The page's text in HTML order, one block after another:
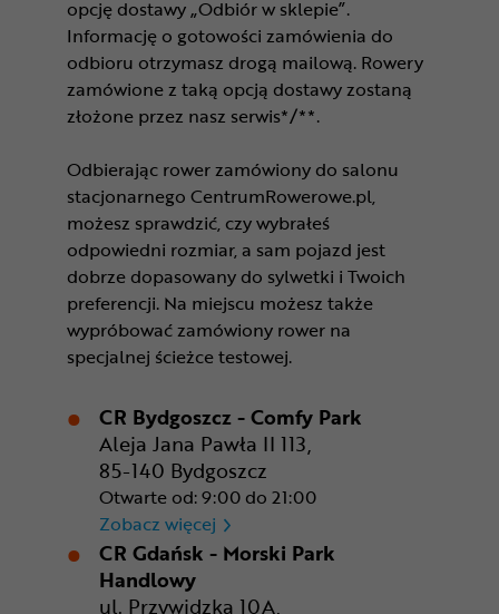
opcję dostawy „Odbiór w sklepie”.
Informację o gotowości zamówienia do
odbioru otrzymasz drogą mailową. Rowery
zamówione z taką opcją dostawy zostaną
złożone przez nasz serwis*/**.
Odbierając rower zamówiony do salonu
stacjonarnego CentrumRowerowe.pl,
możesz sprawdzić, czy wybrałeś
odpowiedni rozmiar, a sam pojazd jest
dobrze dopasowany do sylwetki i Twoich
preferencji. Na miejscu możesz także
wypróbować zamówiony rower na
specjalnej ścieżce testowej.
CR Bydgoszcz - Comfy Park
Aleja Jana Pawła II 113,
85-140 Bydgoszcz
Otwarte od: 9:00 do 21:00
Zobacz więcej CR Bydgoszcz - Comfy Park
CR Gdańsk - Morski Park
Handlowy
ul. Przywidzka 10A,